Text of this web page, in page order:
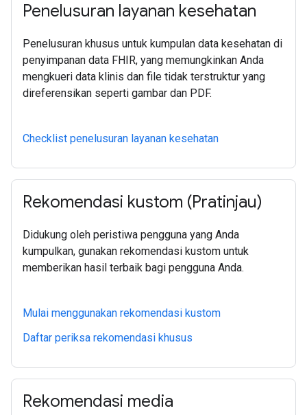
Penelusuran layanan kesehatan
Penelusuran khusus untuk kumpulan data kesehatan di
penyimpanan data FHIR, yang memungkinkan Anda
mengkueri data klinis dan file tidak terstruktur yang
direferensikan seperti gambar dan PDF.
Checklist penelusuran layanan kesehatan
Rekomendasi kustom (Pratinjau)
Didukung oleh peristiwa pengguna yang Anda
kumpulkan, gunakan rekomendasi kustom untuk
memberikan hasil terbaik bagi pengguna Anda.
Mulai menggunakan rekomendasi kustom
Daftar periksa rekomendasi khusus
Rekomendasi media